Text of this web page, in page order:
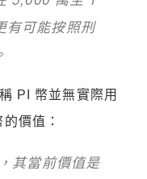
有可能按照刑
PI 幣並無實際用
價值：
其當前價值是